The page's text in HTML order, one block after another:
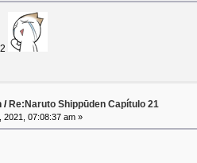
/Re:Naruto Shippūden Capítulo 21
2021, 07:08:37 am »